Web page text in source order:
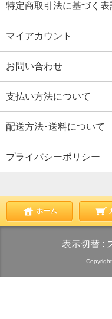
特定商取引法に基づく表
マイアカウント
お問い合わせ
支払い方法について
配送方法･送料について
プライバシーポリシー
ホーム
表示切替 :